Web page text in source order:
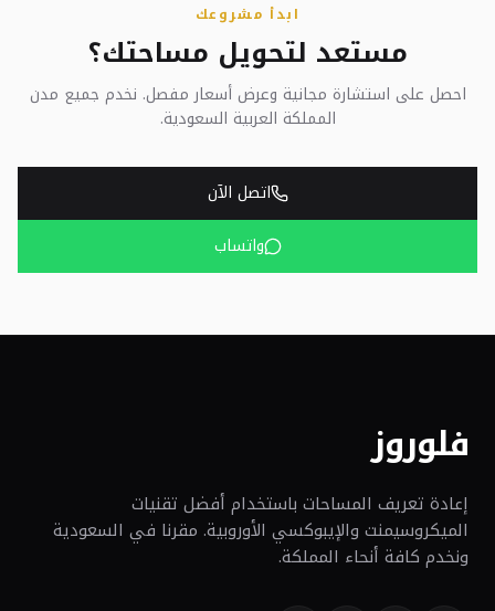
ابدأ مشروعك
مستعد لتحويل مساحتك؟
احصل على استشارة مجانية وعرض أسعار مفصل. نخدم جميع مدن
المملكة العربية السعودية.
اتصل الآن
واتساب
فلوروز
إعادة تعريف المساحات باستخدام أفضل تقنيات
الميكروسيمنت والإيبوكسي الأوروبية. مقرنا في السعودية
ونخدم كافة أنحاء المملكة.